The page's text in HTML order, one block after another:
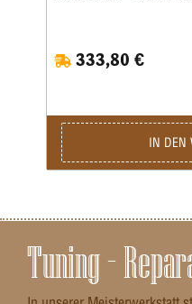
Schrauben aus Edelstahl
M5x12-Schrauben aus
Edelstahl AISI304 /
/ Höhe 30 mm / Gewicht:
Monobloc-Zielfernrohr-
durch ein 3D-Messsystem
333,80 €
IN DEN
Tuning –